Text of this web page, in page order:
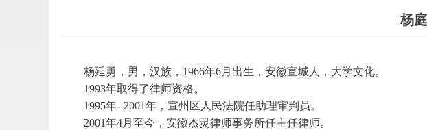
杨
杨延勇，男，汉族，1966年6月出生，安徽宣城人，大学文化。
1993年取得了律师资格。
1995年--2001年，宣州区人民法院任助理审判员。
2001年4月至今，安徽杰灵律师事务所任主任律师。